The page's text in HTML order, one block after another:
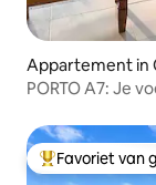
Appartement in
PORTO A7: Je
Topfavoriet
Favoriet van